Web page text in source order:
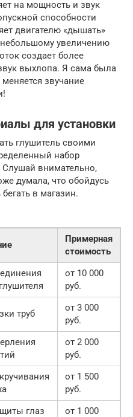
на мощность и звук
способности
двигателю «дышать»
увеличению
создает более
выхлопа. Я сама была
звучание
для установки
глушитель своими
набор
Слушай внимательно,
думала, что обойдусь
в магазин.
Примерная
стоимость
от 10 000
руб.
труб
от 3 000
руб.
от 2 000
руб.
от 1 500
руб.
глаз
от 1 000